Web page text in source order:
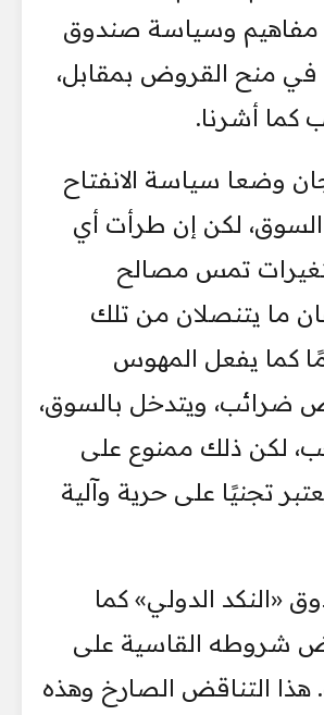
وسياسة صندوق
في منح القروض بمقابل،
كما أشرنا.
وضعا سياسة الانفتاح
السوق، لكن إن طرأت أي
تمس مصالح
ما يتنصلان من تلك
كما يفعل المهوس
ضرائب، ويتدخل بالسوق،
لكن ذلك ممنوع على
تجنيًا على حرية وآلية
«النكد الدولي» كما
شروطه القاسية على
هذا التناقض الصارخ وهذه